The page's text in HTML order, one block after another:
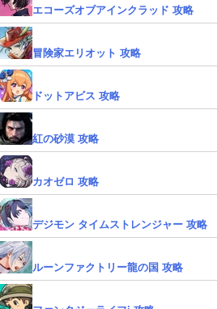
エコーズオブアインクラッド 攻略
冒険家エリオット 攻略
ドットアビス 攻略
紅の砂漠 攻略
カオゼロ 攻略
デジモン タイムストレンジャー 攻略
ルーンファクトリー龍の国 攻略